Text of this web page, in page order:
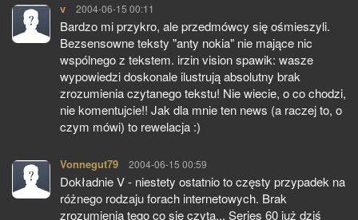
v pisze:
2004-06-15 00:11
Bardzo mi przykro, ale przedmówcy się ośmieszyli.
Bezsensowne teksty "anty nokia" nie mające nic
wspólnego z tekstem. irzin vision spawik: wasze
wypowiedzi doskonale ilustrują absolutny brak
zrozumienia czytanego tekstu! Nie wiecie, o co chodzi,
nie komentujcie!! Jak dla mnie ten news (a raczej to, o
czym mówi) to rewelacja :)
Vonnegut79 pisze:
2004-06-15 00:59
Dokładnie V - niestety ostatnio to częsty przypadek na
różnego rodzaju forach internetowych. Brak
zrozumienia tego co się czyta... Series 60 już dziś